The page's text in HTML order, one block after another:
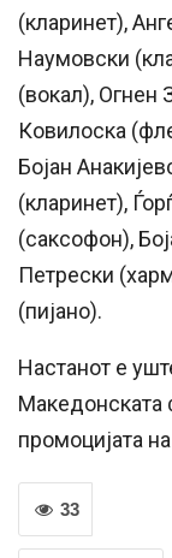
(кларинет),
Наумовски
(вокал), Огнен
Ковилоска
Бојан
(кларинет),
(саксофон),
Петрески
(пијано).
Настанот е
Македонската
промоцијата
33